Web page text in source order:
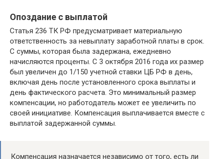
Опоздание с выплатой
Статья 236 ТК РФ предусматривает материальную
ответственность за невыплату заработной платы в срок.
С суммы, которая была задержана, ежедневно
начисляются проценты. С 3 октября 2016 года их размер
был увеличен до 1/150 учетной ставки ЦБ РФ в день,
включая день после установленного срока выплаты и
день фактического расчета. Это минимальный размер
компенсации, но работодатель может ее увеличить по
своей инициативе. Компенсация выплачивается вместе с
выплатой задержанной суммы.
Компенсация назначается независимо от того, есть ли